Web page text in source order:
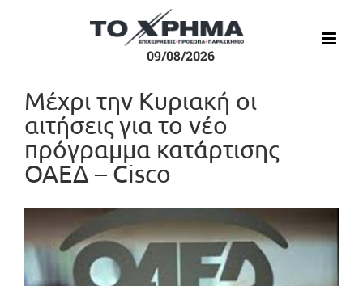
09/08/2026
Μέχρι την Κυριακή οι
αιτήσεις για το νέο
πρόγραμμα κατάρτισης
ΟΑΕΔ – Cisco
μεγαλύτερης
εικόνας